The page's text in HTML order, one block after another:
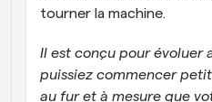
tourner la machine.
Il est conçu pour évoluer
puissiez commencer
au fur et à mesure que